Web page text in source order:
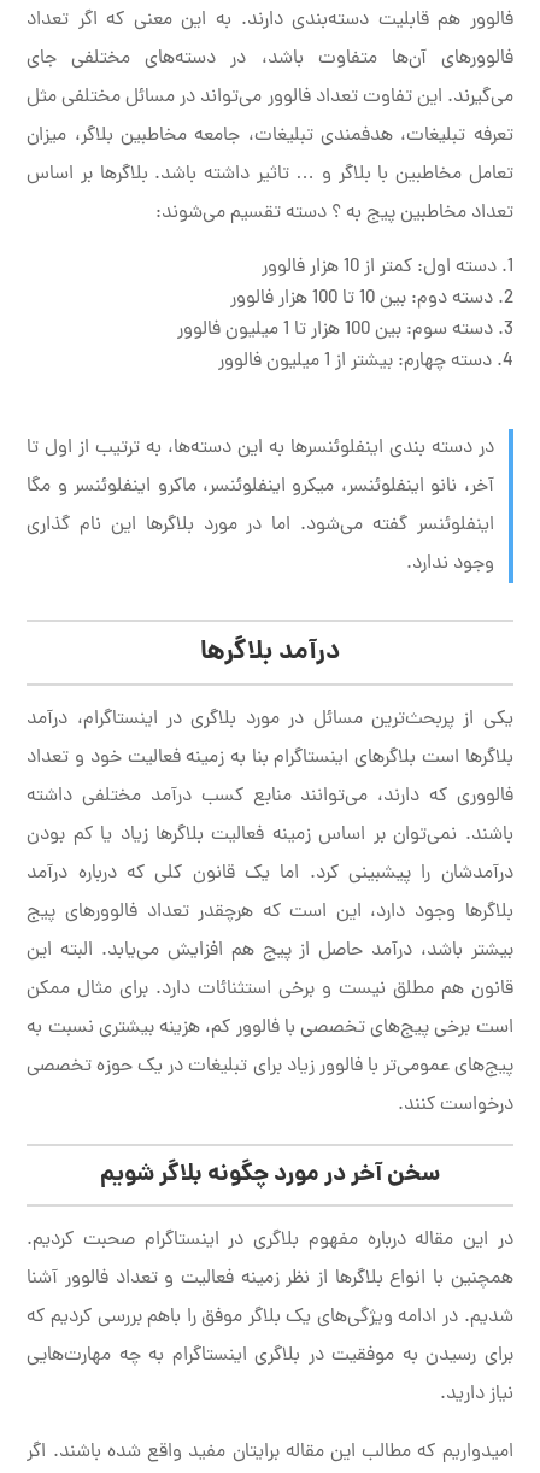
فالوور هم قابلیت دسته‌بندی دارند. به این معنی که اگر تعداد
فالوورهای آن‌ها متفاوت باشد، در دسته‌های مختلفی جای
می‌گیرند. این تفاوت تعداد فالوور می‌تواند در مسائل مختلفی مثل
تعرفه تبلیغات، هدفمندی تبلیغات، جامعه مخاطبین بلاگر، میزان
تعامل مخاطبین با بلاگر و … تاثیر داشته باشد. بلاگرها بر اساس
تعداد مخاطبین پیج به ؟ دسته تقسیم می‌شوند:
دسته اول: کمتر از 10 هزار فالوور
دسته دوم: بین 10 تا 100 هزار فالوور
دسته سوم: بین 100 هزار تا 1 میلیون فالوور
دسته چهارم: بیشتر از 1 میلیون فالوور
در دسته بندی اینفلوئنسرها به این دسته‌ها، به ترتیب از اول تا
آخر، نانو اینفلوئنسر، میکرو اینفلوئنسر، ماکرو اینفلوئنسر و مگا
اینفلوئنسر گفته می‌شود. اما در مورد بلاگرها این نام گذاری
وجود ندارد.
درآمد بلاگرها
یکی از پربحث‌ترین مسائل در مورد بلاگری در اینستاگرام، درآمد
بلاگرها است بلاگر‌های اینستاگرام بنا به زمینه فعالیت خود و تعداد
فالووری که دارند، می‌توانند منابع کسب درآمد مختلفی داشته
باشند. نمی‌توان بر اساس زمینه فعالیت بلاگرها زیاد یا کم بودن
درآمدشان را پیشبینی کرد. اما یک قانون کلی که درباره درآمد
بلاگرها وجود دارد، این است که هرچقدر تعداد فالوورهای پیج
بیشتر باشد، درآمد حاصل از پیج هم افزایش می‌یابد. البته این
قانون هم مطلق نیست و برخی استثنائات دارد. برای مثال ممکن
است برخی پیج‌های تخصصی با فالوور کم، هزینه بیشتری نسبت به
پیج‌های عمومی‌تر با فالوور زیاد برای تبلیغات در یک حوزه تخصصی
درخواست کنند.
سخن آخر در مورد چگونه بلاگر شویم
در این مقاله درباره مفهوم بلاگری در اینستاگرام صحبت کردیم.
همچنین با انواع بلاگرها از نظر زمینه فعالیت و تعداد فالوور آشنا
شدیم. در ادامه ویژگی‌های یک بلاگر موفق را باهم بررسی کردیم که
برای رسیدن به موفقیت در بلاگری اینستاگرام به چه مهارت‌هایی
نیاز دارید.
امیدواریم که مطالب این مقاله برایتان مفید واقع شده باشند. اگر